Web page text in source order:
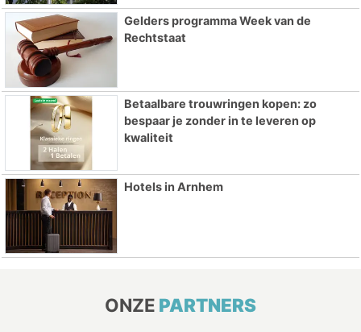
Gelders programma Week van de
Rechtstaat
Betaalbare trouwringen kopen: zo
bespaar je zonder in te leveren op
kwaliteit
Hotels in Arnhem
ONZE PARTNERS